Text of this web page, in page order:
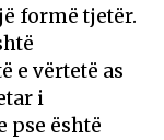
formë tjetër.
e vërtetë as
i
pse është